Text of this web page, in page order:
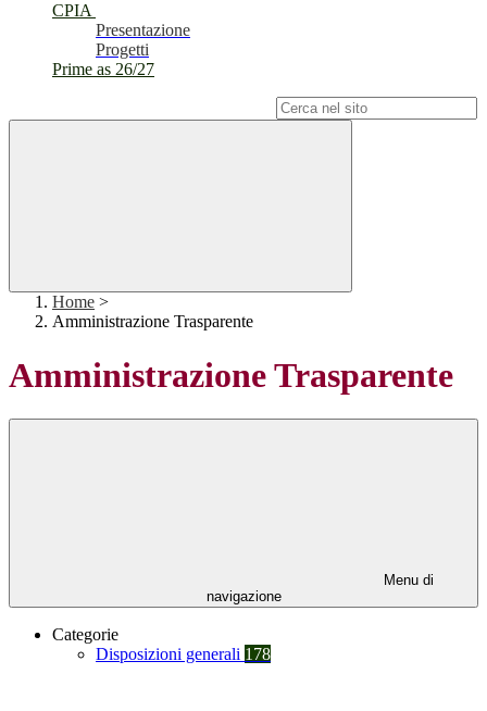
CPIA
Presentazione
Progetti
Prime as 26/27
Home >
Amministrazione Trasparente
Amministrazione Trasparente
Menu di
navigazione
Categorie
Disposizioni generali 178